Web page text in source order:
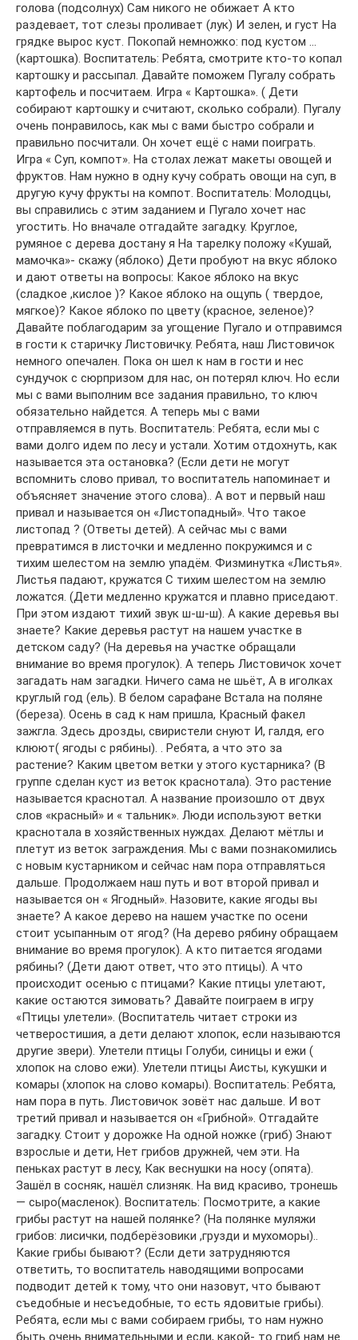
голова (подсолнух) Сам никого не обижает А кто
раздевает, тот слезы проливает (лук) И зелен, и густ На
грядке вырос куст. Покопай немножко: под кустом …
(картошка). Воспитатель: Ребята, смотрите кто-то копал
картошку и рассыпал. Давайте поможем Пугалу собрать
картофель и посчитаем. Игра « Картошка». ( Дети
собирают картошку и считают, сколько собрали). Пугалу
очень понравилось, как мы с вами быстро собрали и
правильно посчитали. Он хочет ещё с нами поиграть.
Игра « Суп, компот». На столах лежат макеты овощей и
фруктов. Нам нужно в одну кучу собрать овощи на суп, в
другую кучу фрукты на компот. Воспитатель: Молодцы,
вы справились с этим заданием и Пугало хочет нас
угостить. Но вначале отгадайте загадку. Круглое,
румяное с дерева достану я На тарелку положу «Кушай,
мамочка»- скажу (яблоко) Дети пробуют на вкус яблоко
и дают ответы на вопросы: Какое яблоко на вкус
(сладкое ,кислое )? Какое яблоко на ощупь ( твердое,
мягкое)? Какое яблоко по цвету (красное, зеленое)?
Давайте поблагодарим за угощение Пугало и отправимся
в гости к старичку Листовичку. Ребята, наш Листовичок
немного опечален. Пока он шел к нам в гости и нес
сундучок с сюрпризом для нас, он потерял ключ. Но если
мы с вами выполним все задания правильно, то ключ
обязательно найдется. А теперь мы с вами
отправляемся в путь. Воспитатель: Ребята, если мы с
вами долго идем по лесу и устали. Хотим отдохнуть, как
называется эта остановка? (Если дети не могут
вспомнить слово привал, то воспитатель напоминает и
объясняет значение этого слова).. А вот и первый наш
привал и называется он «Листопадный». Что такое
листопад ? (Ответы детей). А сейчас мы с вами
превратимся в листочки и медленно покружимся и с
тихим шелестом на землю упадём. Физминутка «Листья».
Листья падают, кружатся С тихим шелестом на землю
ложатся. (Дети медленно кружатся и плавно приседают.
При этом издают тихий звук ш-ш-ш). А какие деревья вы
знаете? Какие деревья растут на нашем участке в
детском саду? (На деревья на участке обращали
внимание во время прогулок). А теперь Листовичок хочет
загадать нам загадки. Ничего сама не шьёт, А в иголках
круглый год (ель). В белом сарафане Встала на поляне
(береза). Осень в сад к нам пришла, Красный факел
зажгла. Здесь дрозды, свиристели снуют И, галдя, его
клюют( ягоды с рябины). . Ребята, а что это за
растение? Каким цветом ветки у этого кустарника? (В
группе сделан куст из веток краснотала). Это растение
называется краснотал. А название произошло от двух
слов «красный» и « тальник». Люди используют ветки
краснотала в хозяйственных нуждах. Делают мётлы и
плетут из веток заграждения. Мы с вами познакомились
с новым кустарником и сейчас нам пора отправляться
дальше. Продолжаем наш путь и вот второй привал и
называется он « Ягодный». Назовите, какие ягоды вы
знаете? А какое дерево на нашем участке по осени
стоит усыпанным от ягод? (На дерево рябину обращаем
внимание во время прогулок). А кто питается ягодами
рябины? (Дети дают ответ, что это птицы). А что
происходит осенью с птицами? Какие птицы улетают,
какие остаются зимовать? Давайте поиграем в игру
«Птицы улетели». (Воспитатель читает строки из
четверостишия, а дети делают хлопок, если называются
другие звери). Улетели птицы Голуби, синицы и ежи (
хлопок на слово ежи). Улетели птицы Аисты, кукушки и
комары (хлопок на слово комары). Воспитатель: Ребята,
нам пора в путь. Листовичок зовёт нас дальше. И вот
третий привал и называется он «Грибной». Отгадайте
загадку. Стоит у дорожке На одной ножке (гриб) Знают
взрослые и дети, Нет грибов дружней, чем эти. На
пеньках растут в лесу, Как веснушки на носу (опята).
Зашёл в сосняк, нашёл слизняк. На вид красиво, тронешь
— сыро(масленок). Воспитатель: Посмотрите, а какие
грибы растут на нашей полянке? (На полянке муляжи
грибов: лисички, подберёзовики ,грузди и мухоморы)..
Какие грибы бывают? (Если дети затрудняются
ответить, то воспитатель наводящими вопросами
подводит детей к тому, что они назовут, что бывают
съедобные и несъедобные, то есть ядовитые грибы).
Ребята, если мы с вами собираем грибы, то нам нужно
быть очень внимательными и если, какой- то гриб нам не